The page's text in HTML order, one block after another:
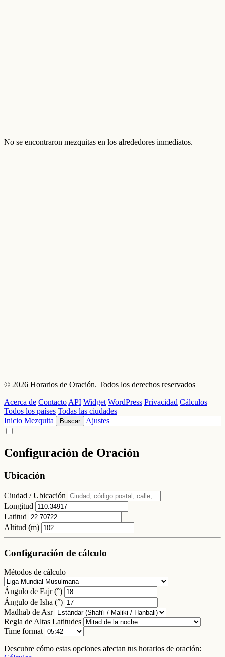
No se encontraron mezquitas en los alrededores inmediatos.
© 2026 Horarios de Oración. Todos los derechos reservados
Acerca de ContactoAPI Widget WordPress Privacidad Cálculos
Todos los países Todas las ciudades
Inicio Mezquita Buscar Ajustes
Configuración de Oración
Ubicación
Ciudad / Ubicación
Longitud
Latitud
Altitud (m)
Configuración de cálculo
Métodos de cálculo
Ángulo de Fajr (°)
Ángulo de Isha (°)
Madhab de Asr
Regla de Altas Latitudes
Time format
Descubre cómo estas opciones afectan tus horarios de oración: